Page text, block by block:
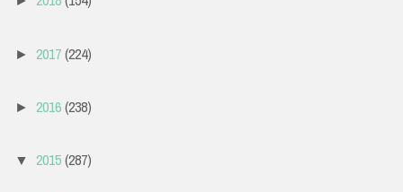
► 2017(224)
► 2016(238)
▼ 2015(287)